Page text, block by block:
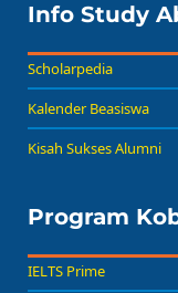
Info Study
Scholarpedia
Kalender Beasiswa
Kisah Sukses Alumni
Program
IELTS Prime